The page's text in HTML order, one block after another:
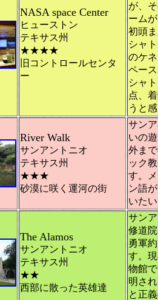
NASA space Center
ヒューストン
テキサス州
★★★★
旧コントロールセンタ
ー
が、
ーム
初頭
シャ
のケ
ペー
シャ
点、
うと
River Walk
サンアントニオ
テキサス州
★★★
砂漠に咲く運河の街
サン
いの
外ま
ック
す。
ン語
いた
The Alamos
サンアントニオ
テキサス州
★★
西部に散った英雄達
サン
修道
勇軍
す。
物館
明さ
と正